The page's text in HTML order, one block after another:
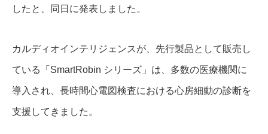
したと、同日に発表しました。
カルディオインテリジェンスが、先行製品として販売し
ている「SmartRobin シリーズ」は、多数の医療機関に
導入され、長時間心電図検査における心房細動の診断を
支援してきました。